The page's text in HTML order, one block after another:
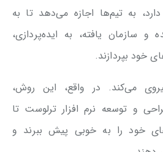
به تیم‌ها اجازه می‌دهد تا به
و سازمان ‌یافته، به ایده‌پردازی،
خود بپردازند.
می‌کند. در واقع، این روش،
و توسعه نرم افزار ترلوست تا
خود را به خوبی پیش ببرند و